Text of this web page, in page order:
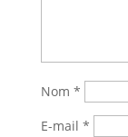
Nom *
E-mail *